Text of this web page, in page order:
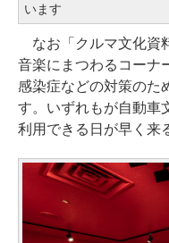
います
なお「クルマ文化資
音楽にまつわるコーナ
感染症などの対策のた
す。いずれもが自動車
利用できる日が早く来